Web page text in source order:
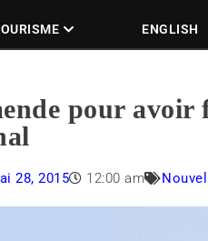
ENGLISH
pour avoir
28, 2015 12:00 am